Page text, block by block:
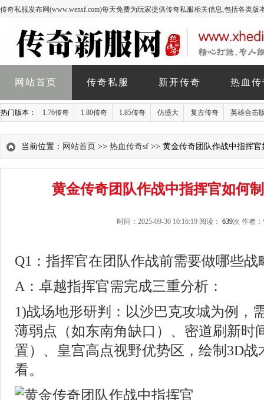
传奇私服发布网(www.wensf.com)每天免费为玩家提供传奇私服相关信息,包括各类
网站首页 传奇私服 新开传奇 热血
热门版本： 1.76传奇 1.80传奇 1.85传奇 仿盛大 复古传奇 英雄合击
当前位置： 网站首页 >> 热血传奇sf >> 黄金传奇团队作战中指挥
黄金传奇团队作战中指挥官如何
时间：2025-09-30 10:16:19 阅读： 639次 作者
Q1：指挥官在团队作战前需要做哪些战
A：卓越指挥官需完成三重分析：
1)战场地形研判：以沙巴克攻城为例，
薄弱点（如东南角缺口）、密道刷新时
置）、皇宫高点视野优势区，绘制3D
看。